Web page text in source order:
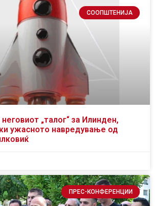
СООПШТЕНИЈА
„талог“ за Илинден,
ужасното навредување од
ПРЕС-КОНФЕРЕНЦИИ